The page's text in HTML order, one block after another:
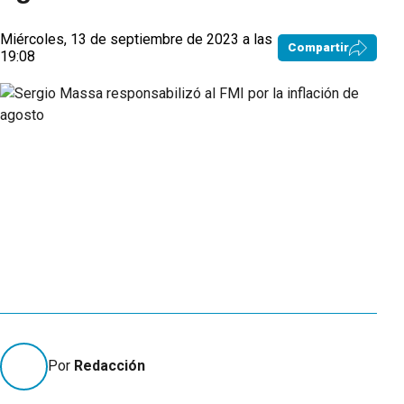
Miércoles, 13 de septiembre de 2023 a las
19:08
Compartir
Por Redacción